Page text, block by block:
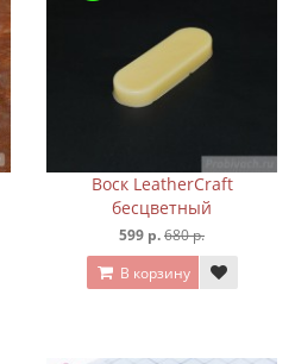
Воск LeatherCraft
бесцветный
599 р.680 р.
В корзину